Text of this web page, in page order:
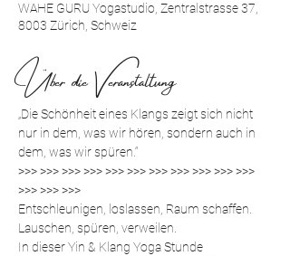
WAHE GURU Yogastudio, Zentralstrasse 37,
8003 Zürich, Schweiz
Über die Veranstaltung
„Die Schönheit eines Klangs zeigt sich nicht
nur in dem, was wir hören, sondern auch in
dem, was wir spüren.“
>>> >>> >>> >>> >>> >>> >>> >>> >>> >>> >>>
>>> >>> >>>
Entschleunigen, loslassen, Raum schaffen.
Lauschen, spüren, verweilen.
In dieser Yin & Klang Yoga Stunde